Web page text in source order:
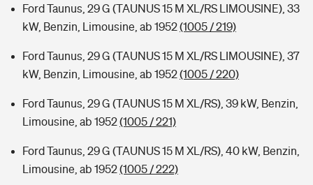
Ford Taunus, 29 G (TAUNUS 15 M XL/RS LIMOUSINE), 33
kW, Benzin, Limousine, ab 1952(1005 / 219)
Ford Taunus, 29 G (TAUNUS 15 M XL/RS LIMOUSINE), 37
kW, Benzin, Limousine, ab 1952(1005 / 220)
Ford Taunus, 29 G (TAUNUS 15 M XL/RS), 39 kW, Benzin,
Limousine, ab 1952(1005 / 221)
Ford Taunus, 29 G (TAUNUS 15 M XL/RS), 40 kW, Benzin,
Limousine, ab 1952(1005 / 222)